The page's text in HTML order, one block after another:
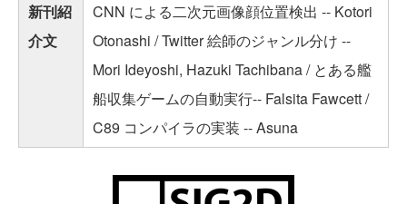
新刊紹
介文
CNN による二次元画像顔位置検出 -- Kotori
Otonashi / Twitter 絵師のジャンル分け --
Mori Ideyoshi, Hazuki Tachibana / とある艦
船収集ゲームの自動実行-- Falsita Fawcett /
C89 コンパイラの実装 -- Asuna